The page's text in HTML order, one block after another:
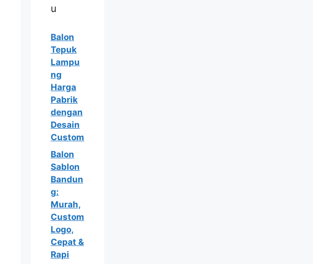
u
Balon
Tepuk
Lampu
ng
Harga
Pabrik
dengan
Desain
Custom
Balon
Sablon
Bandun
g:
Murah,
Custom
Logo,
Cepat &
Rapi